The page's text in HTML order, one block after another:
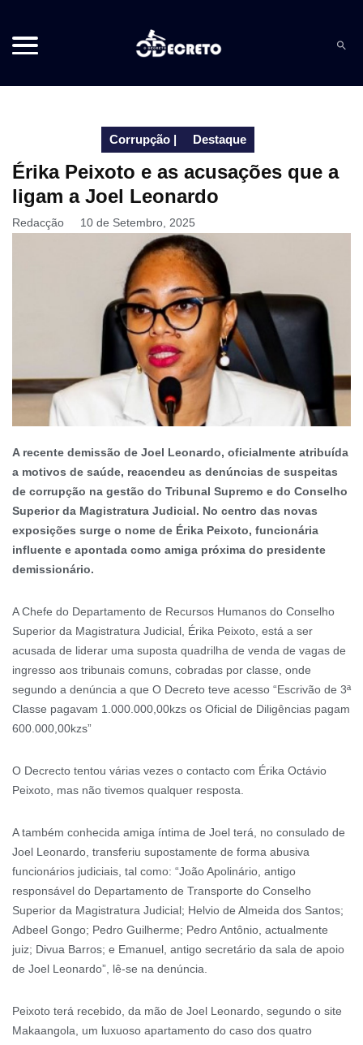
Corrupção| Destaque
Érika Peixoto e as acusações que a
ligam a Joel Leonardo
Redacção 10 de Setembro, 2025
A recente demissão de Joel Leonardo, oficialmente atribuída
a motivos de saúde, reacendeu as denúncias de suspeitas
de corrupção na gestão do Tribunal Supremo e do Conselho
Superior da Magistratura Judicial. No centro das novas
exposições surge o nome de Érika Peixoto, funcionária
influente e apontada como amiga próxima do presidente
demissionário.
A Chefe do Departamento de Recursos Humanos do Conselho
Superior da Magistratura Judicial, Érika Peixoto, está a ser
acusada de liderar uma suposta quadrilha de venda de vagas de
ingresso aos tribunais comuns, cobradas por classe, onde
segundo a denúncia a que O Decreto teve acesso “Escrivão de 3ª
Classe pagavam 1.000.000,00kzs os Oficial de Diligências pagam
600.000,00kzs”
O Decrecto tentou várias vezes o contacto com Érika Octávio
Peixoto, mas não tivemos qualquer resposta.
A também conhecida amiga íntima de Joel terá, no consulado de
Joel Leonardo, transferiu supostamente de forma abusiva
funcionários judiciais, tal como: “João Apolinário, antigo
responsável do Departamento de Transporte do Conselho
Superior da Magistratura Judicial; Helvio de Almeida dos Santos;
Adbeel Gongo; Pedro Guilherme; Pedro Antônio, actualmente
juiz; Divua Barros; e Emanuel, antigo secretário da sala de apoio
de Joel Leonardo”, lê-se na denúncia.
Peixoto terá recebido, da mão de Joel Leonardo, segundo o site
Makaangola, um luxuoso apartamento do caso dos quatro